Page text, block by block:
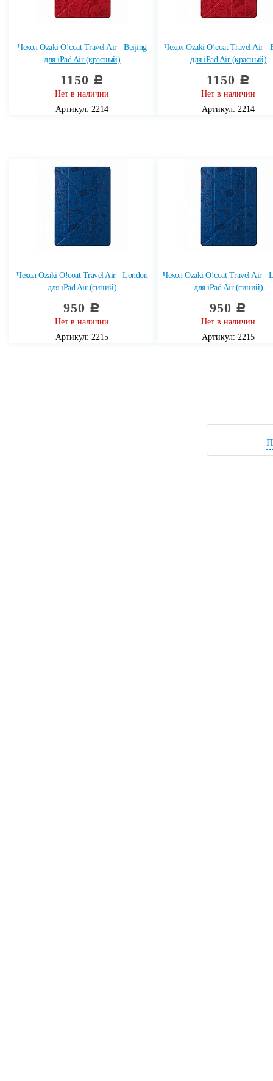
Чехол Ozaki O!coat Travel Air - Beijing
для iPad Air (красный)
1150 c
Нет в наличии
Артикул: 2214
Чехол Ozaki O!coat Travel Air -
для iPad Air (красный)
1150 c
Нет в наличии
Артикул: 2214
Чехол Ozaki O!coat Travel Air - London
для iPad Air (синий)
950 c
Нет в наличии
Артикул: 2215
Чехол Ozaki O!coat Travel Air -
для iPad Air (синий)
950 c
Нет в наличии
Артикул: 2215